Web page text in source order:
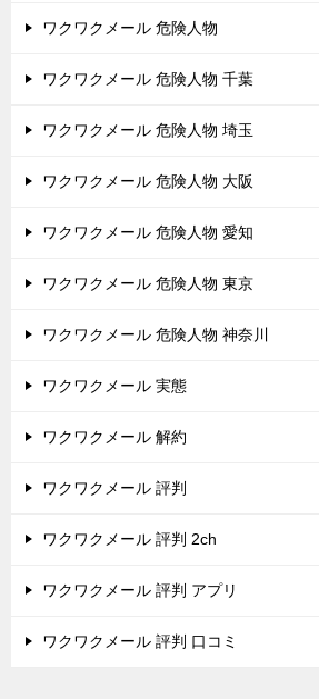
ワクワクメール 危険人物
ワクワクメール 危険人物 千葉
ワクワクメール 危険人物 埼玉
ワクワクメール 危険人物 大阪
ワクワクメール 危険人物 愛知
ワクワクメール 危険人物 東京
ワクワクメール 危険人物 神奈川
ワクワクメール 実態
ワクワクメール 解約
ワクワクメール 評判
ワクワクメール 評判 2ch
ワクワクメール 評判 アプリ
ワクワクメール 評判 口コミ